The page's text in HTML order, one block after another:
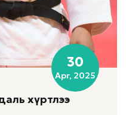
30
Apr, 2025
хүртлээ